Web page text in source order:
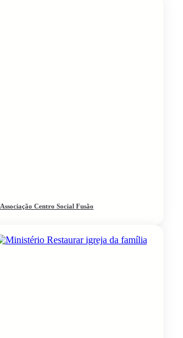
Associação Centro Social Fusão